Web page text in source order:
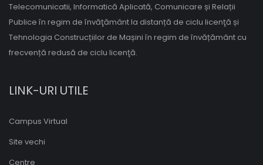
Telecomunicatii, Informatică Aplicată, Comunicare și Relații
Publice în regim de învăţământ la distanță de ciclu licenţă și
Tehnologia Construcțiilor de Mașini în regim de învățământ cu
frecvență redusă de ciclu licenţă.
LINK-URI UTILE
Campus Virtual
Site vechi
Centre